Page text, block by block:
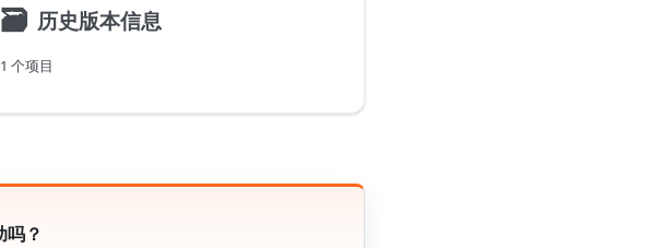
🗃 历史版本信息
1 个项目
吗？